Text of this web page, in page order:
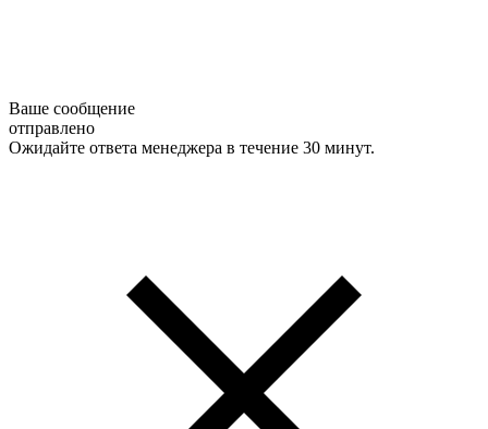
Ваше сообщение
отправлено
Ожидайте ответа менеджера в течение 30 минут.